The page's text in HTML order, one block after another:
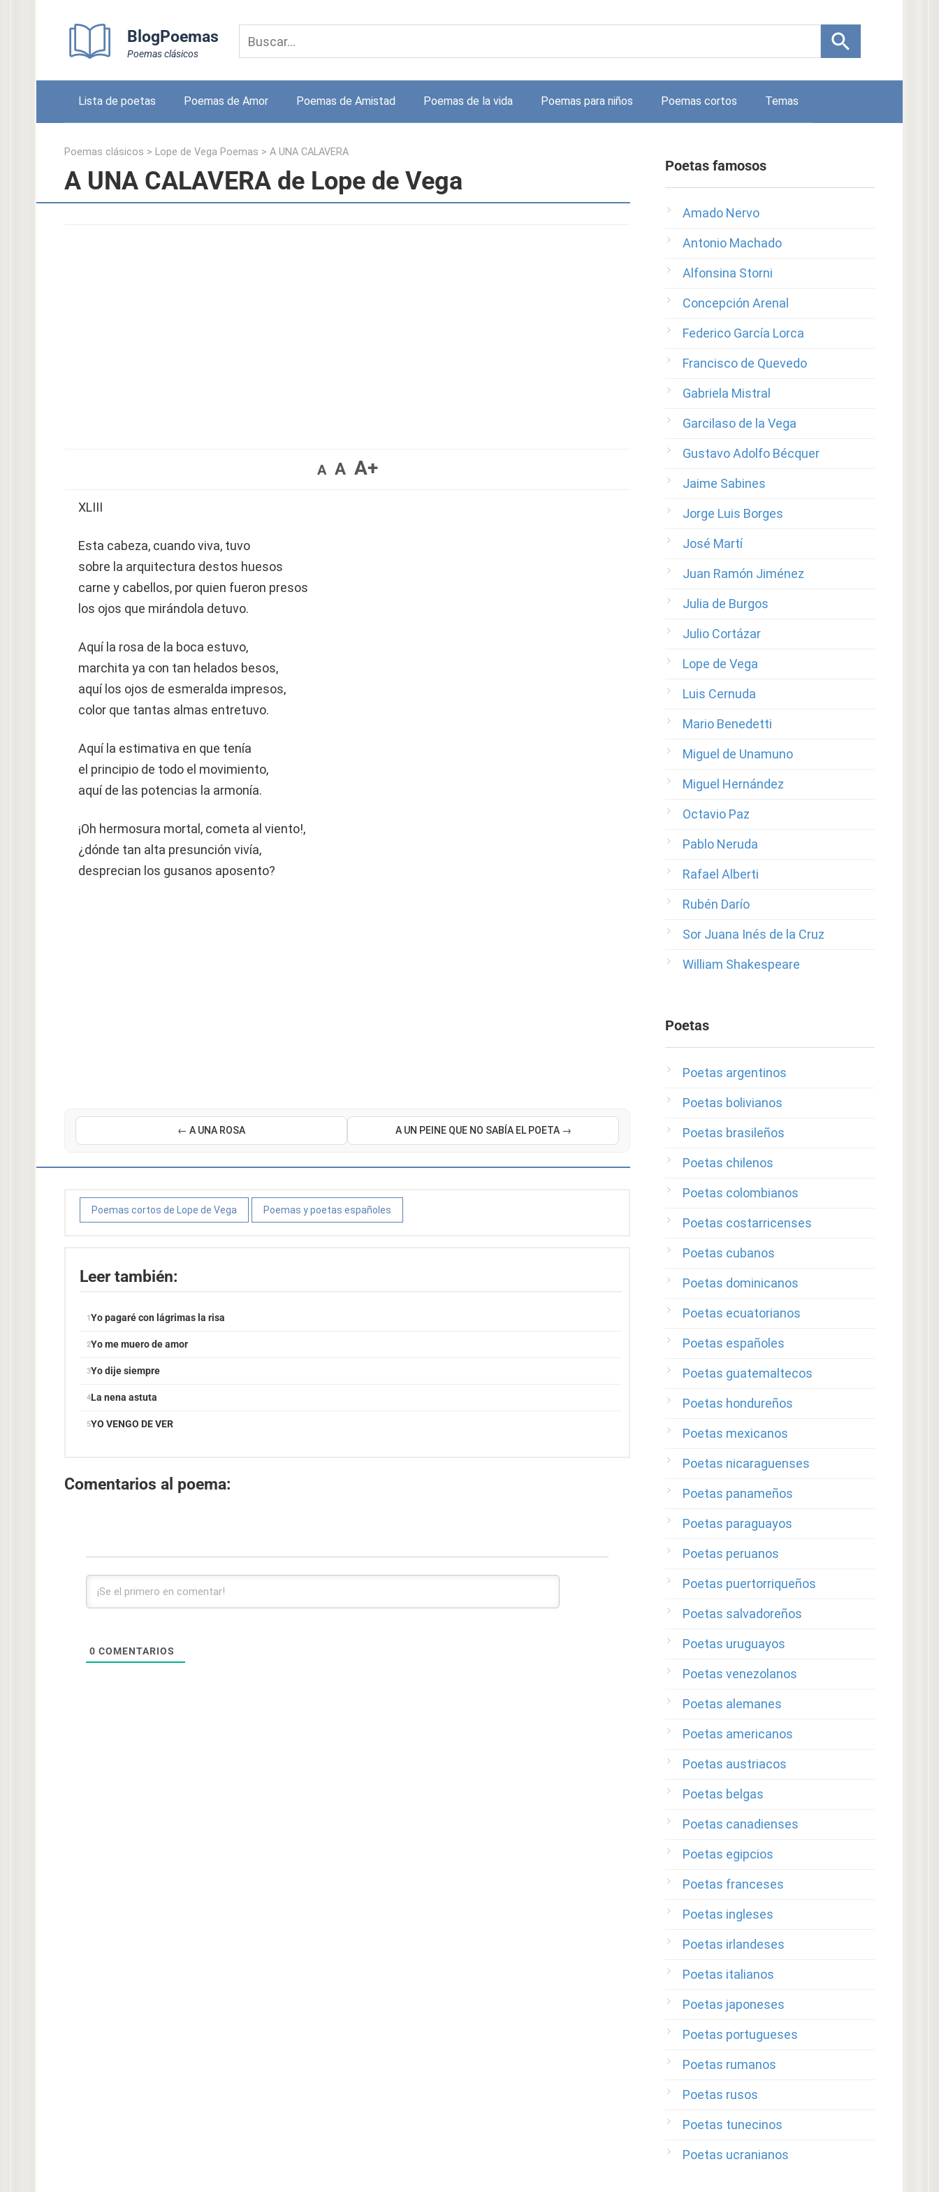
BlogPoemas
Poemas clásicos
Lista de poetas Poemas de Amor Poemas de Amistad Poemas de la vida Poemas para niños Poemas cortos Temas
Poemas clásicos > Lope de Vega Poemas > A UNA CALAVERA
A UNA CALAVERA de Lope de Vega
A A A+
XLIII
Esta cabeza, cuando viva, tuvo
sobre la arquitectura destos huesos
carne y cabellos, por quien fueron presos
los ojos que mirándola detuvo.
Aquí la rosa de la boca estuvo,
marchita ya con tan helados besos,
aquí los ojos de esmeralda impresos,
color que tantas almas entretuvo.
Aquí la estimativa en que tenía
el principio de todo el movimiento,
aquí de las potencias la armonía.
¡Oh hermosura mortal, cometa al viento!,
¿dónde tan alta presunción vivía,
desprecian los gusanos aposento?
← A UNA ROSA A UN PEINE QUE NO SABÍA EL POETA →
Poemas cortos de Lope de Vega Poemas y poetas españoles
Leer también:
Yo pagaré con lágrimas la risa
Yo me muero de amor
Yo dije siempre
La nena astuta
YO VENGO DE VER
Comentarios al poema:
0 COMENTARIOS
Poetas famosos
Amado Nervo
Antonio Machado
Alfonsina Storni
Concepción Arenal
Federico García Lorca
Francisco de Quevedo
Gabriela Mistral
Garcilaso de la Vega
Gustavo Adolfo Bécquer
Jaime Sabines
Jorge Luis Borges
José Martí
Juan Ramón Jiménez
Julia de Burgos
Julio Cortázar
Lope de Vega
Luis Cernuda
Mario Benedetti
Miguel de Unamuno
Miguel Hernández
Octavio Paz
Pablo Neruda
Rafael Alberti
Rubén Darío
Sor Juana Inés de la Cruz
William Shakespeare
Poetas
Poetas argentinos
Poetas bolivianos
Poetas brasileños
Poetas chilenos
Poetas colombianos
Poetas costarricenses
Poetas cubanos
Poetas dominicanos
Poetas ecuatorianos
Poetas españoles
Poetas guatemaltecos
Poetas hondureños
Poetas mexicanos
Poetas nicaraguenses
Poetas panameños
Poetas paraguayos
Poetas peruanos
Poetas puertorriqueños
Poetas salvadoreños
Poetas uruguayos
Poetas venezolanos
Poetas alemanes
Poetas americanos
Poetas austriacos
Poetas belgas
Poetas canadienses
Poetas egipcios
Poetas franceses
Poetas ingleses
Poetas irlandeses
Poetas italianos
Poetas japoneses
Poetas portugueses
Poetas rumanos
Poetas rusos
Poetas tunecinos
Poetas ucranianos